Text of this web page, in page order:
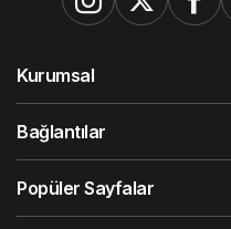
Kurumsal
Bağlantılar
Popüler Sayfalar